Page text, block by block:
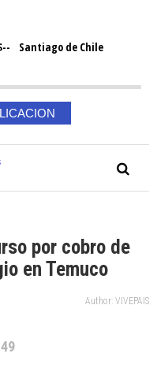
Santiago de Chile
por cobro de
en Temuco
Author: VIVEPAIS